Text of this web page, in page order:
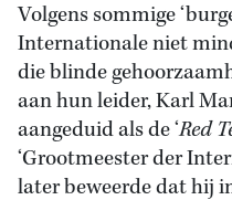
Volgens sommige
Internationale niet
die blinde
aan hun leider, Karl
aangeduid als de ‘Red
‘Grootmeester der
later beweerde dat hij